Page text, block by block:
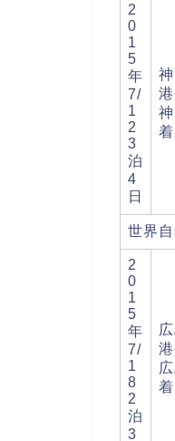
2
0
1
5
年
7/
1
2
3
泊
4
日
着
世界
2
0
1
5
年
7/
1
8
2
泊
3
着